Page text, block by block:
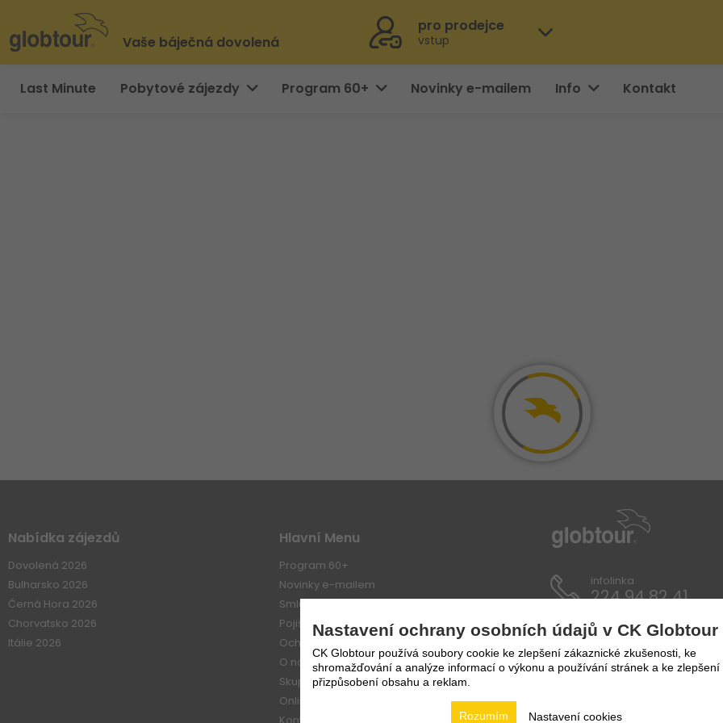
Vaše báječná dovolená
pro prodejce
vstup
Last Minute Pobytové zájezdy Program 60+ Novinky e-mailem Info Kontakt
Nabídka zájezdů
Dovolená 2026
Bulharsko 2026
Černá Hora 2026
Chorvatsko 2026
Itálie 2026
Hlavní Menu
Program 60+
Novinky e-mailem
Smluvní vztahy
Pojištení
Ochrana osobních údajů
O nás
Skupiny
Online platba
infolinka
224 94 82 41
Nastavení ochrany osobních údajů v CK Globtour
CK Globtour používá soubory cookie ke zlepšení zákaznické zkušenosti, ke
shromažďování a analýze informací o výkonu a používání stránek a ke zlepšení
přizpůsobení obsahu a reklam.
Nastavení cookies
Rozumím